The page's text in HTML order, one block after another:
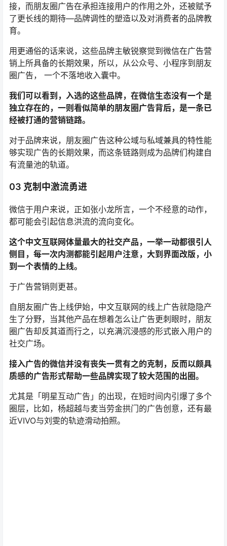
接，而朋友圈广告在承担连接用户的作用之外，还被赋予
了更长线的期待—品牌调性的塑造以及对消费者的品牌教
育。
用更通俗的话来说，这些品牌主敏锐察觉到微信在广告营
销上所具备的长期效果，所以，从公众号、小程序到朋友
圈广告， 一个不落地收入囊中。
我们可以看到，入选的这些品牌，在微信生态没有一个是
独立存在的，一则看似简单的朋友圈广告背后，是一条已
经被打通的营销链路。
对于品牌来说，朋友圈广告这种公域与私域兼具的特性能
够实现广告的长期效果，而这条链路则成为品牌们构建自
有流量池的轨道。
03 克制中激流勇进
微信于用户来说，正如张小龙所言，一个不经意的动作，
都可能会引起信息洪流的流向变化。
这个中文互联网体量最大的社交产品，一举一动都很引人
侧目，每一次内测都能引起用户注意，大到界面改版，小
到一个表情的上线。
于广告营销则更甚。
自朋友圈广告上线伊始，中文互联网的线上广告就隐隐产
生了分野，当其他产品在想着怎么让广告更刺眼时，朋友
圈广告却反其道而行之，以充满沉浸感的形式嵌入用户的
社交广场。
接入广告的微信并没有丧失一贯有之的克制，反而以颇具
质感的广告形式帮助一些品牌实现了较大范围的出圈。
尤其是「明星互动广告」的出现，在短时间内引爆了多个
圈层，比如，杨超越与麦当劳金拱门的广告创意，还有最
近VIVO与刘雯的轨迹滑动拍照。